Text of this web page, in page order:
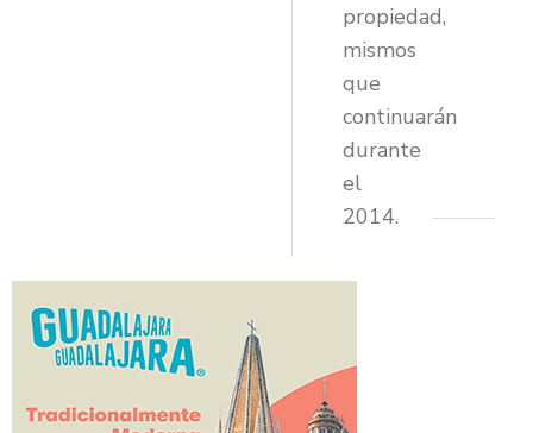
propiedad,
mismos
que
continuarán
durante
el
2014.